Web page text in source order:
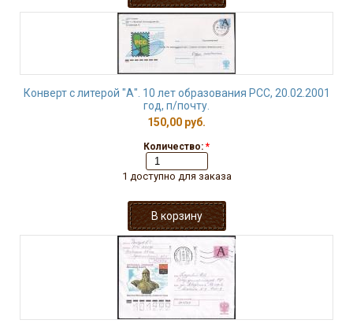
Конверт с литерой "А". 10 лет образования РСС, 20.02.2001
год, п/почту.
150,00 руб.
Количество: *
1 доступно для заказа